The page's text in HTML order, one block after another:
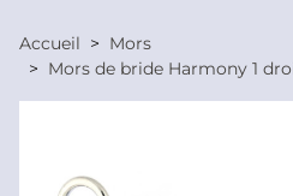
Accueil
Mors
Mors de bride Harmony 1